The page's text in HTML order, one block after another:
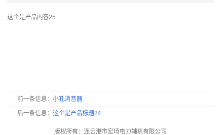
这个是产品内容25
前一条信息： 小孔消音器
后一条信息： 这个是产品标题24
版权所有：连云港市宏琦电力辅机有限公司